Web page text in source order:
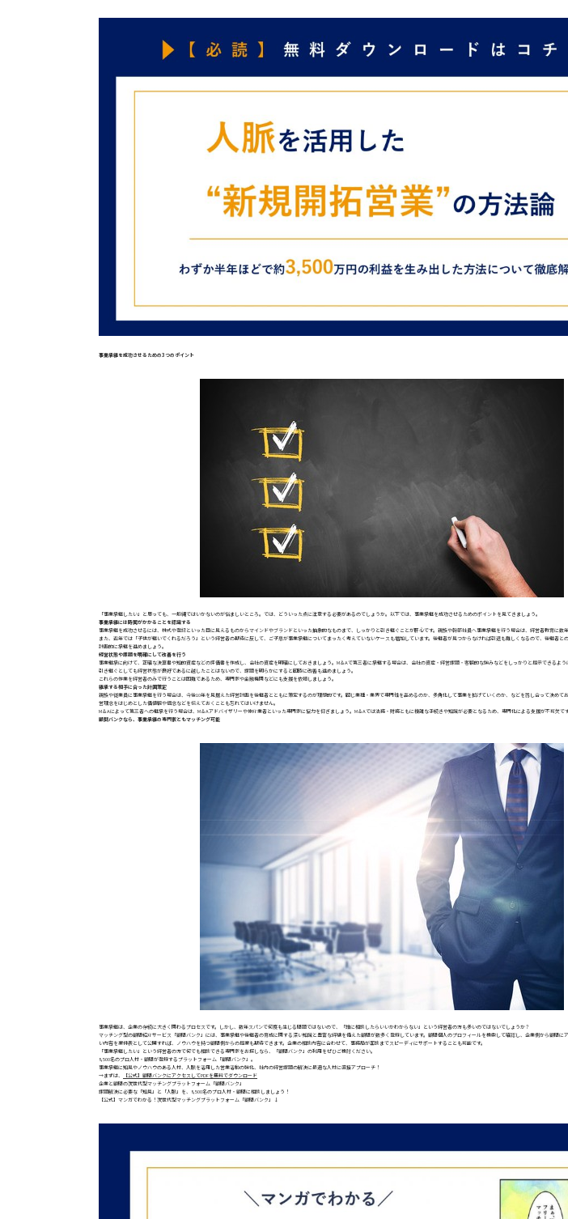
事業承継を成功させるための3つのポイント
「事業承継したい」と思っても、一筋縄ではいかないのが悩ましいところ。では、どういった点に注意する必要があるのでしょうか。以下では、事業承継を成功させるためのポイントを見てきましょう。
事業承継には時間がかかることを認識する
事業承継を成功させるには、株式や登記といった目に見えるものからマインドやブランドといった抽象的なものまで、しっかりと引き継ぐことが肝心です。親族や幹部社員へ事業承継を行う場合は、経営者教育に数
また、近年では「子供が継いでくれるだろう」という経営者の期待に反して、ご子息が事業承継についてまったく考えていないケースも増加しています。後継者が見つからなければ引退も難しくなるので、後継者と
計画的に承継を進めましょう。
経営状態や課題を明確にして改善を行う
事業継承に向けて、正確な決算書や知的資産などの評価書を作成し、会社の資産を明確にしておきましょう。M＆Aで第三者に承継する場合は、会社の資産・経営課題・客観的な強みなどをしっかりと提示できるよ
引き継ぐとしても経営状態が良好であるに越したことはないので、課題を明らかにすると同時に改善も進めましょう。
これらの作業を経営者のみで行うことは困難であるため、専門家や金融機関などにも支援を依頼しましょう。
継承する相手に合った計画策定
親族や従業員に事業承継を行う場合は、今後10年を見据えた経営計画を後継者とともに策定するのが理想的です。同じ業種・業界で専門性を高めるのか、多角化して事業を拡げていくのか、などを話し合って決めて
営理念をはじめとした価値観や信念などを伝えておくことも忘れてはいけません。
M＆Aによって第三者への継承を行う場合は、M＆Aアドバイザリーや仲介業者といった専門家に協力を仰ぎましょう。M＆Aでは法務・財務ともに複雑な手続きや知識が必要となるため、専門化による支援が不可欠です
顧問バンクなら、事業承継の専門家ともマッチング可能
事業承継は、企業の存続に大きく関わるプロセスです。しかし、数年スパンで何度も生じる問題ではないので、「誰に相談したらいいかわからない」という経営者の方も多いのではないでしょうか？
マッチング型の顧問紹介サービス「顧問バンク」には、事業承継や後継者の育成に関する深い知識と豊富な経験を備えた顧問が数多く登録しています。顧問個人のプロフィールを検索して確認し、企業側から顧問に
い内容を案件表として公開すれば、ノウハウを持つ顧問側からの提案も期待できます。企業の相談内容に合わせて、事務局が面談までスピーディにサポートすることも可能です。
「事業承継したい」という経営者の方で何でも相談できる専門家をお探しなら、「顧問バンク」の利用をぜひご検討ください。
8,500名のプロ人材・顧問が登録するプラットフォーム「顧問バンク」。
事業承継に知見やノウハウのある人材、人脈を活用した営業活動の強化、社内の経営課題の解決に最適な人材に直接アプローチ！
→まずは、
【公式】顧問バンクにアクセスしてPDFを無料でダウンロード
企業と顧問の次世代型マッチングプラットフォーム「顧問バンク」
課題解決に必要な「知見」と「人脈」を、8,500名のプロ人材・顧問に相談しましょう！
【公式】マンガでわかる！次世代型マッチングプラットフォーム「顧問バンク」↓